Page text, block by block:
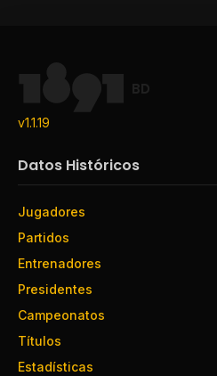
BD
v1.1.19
Datos Históricos
Jugadores
Partidos
Entrenadores
Presidentes
Campeonatos
Títulos
Estadísticas